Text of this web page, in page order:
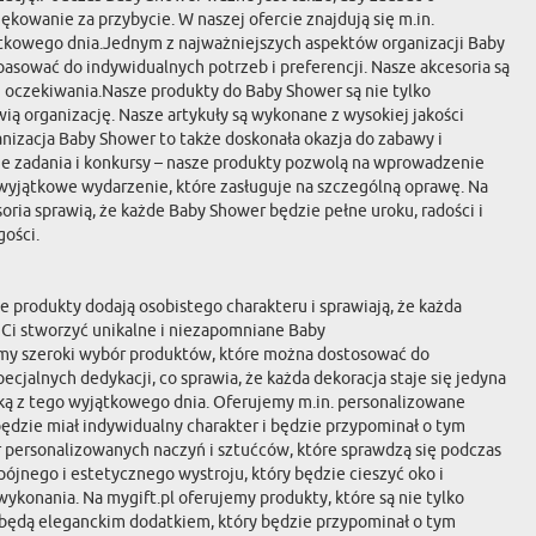
za przybycie. W naszej ofercie znajdują się m.in.
dnia.Jednym z najważniejszych aspektów organizacji Baby
do indywidualnych potrzeb i preferencji. Nasze akcesoria są
produkty do Baby Shower są nie tylko
organizację. Nasze artykuły są wykonane z wysokiej jakości
Baby Shower to także doskonała okazja do zabawy i
i konkursy – nasze produkty pozwolą na wprowadzenie
wydarzenie, które zasługuje na szczególną oprawę. Na
sprawią, że każde Baby Shower będzie pełne uroku, radości i
produkty dodają osobistego charakteru i sprawiają, że każda
stworzyć unikalne i niezapomniane Baby
szeroki wybór produktów, które można dostosować do
dedykacji, co sprawia, że każda dekoracja staje się jedyna
z tego wyjątkowego dnia. Oferujemy m.in. personalizowane
miał indywidualny charakter i będzie przypominał o tym
naczyń i sztućców, które sprawdzą się podczas
i estetycznego wystroju, który będzie cieszyć oko i
Na mygift.pl oferujemy produkty, które są nie tylko
eleganckim dodatkiem, który będzie przypominał o tym